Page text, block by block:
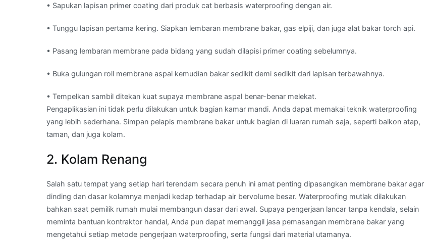
• Sapukan lapisan primer coating dari produk cat berbasis waterproofing dengan air.
• Tunggu lapisan pertama kering. Siapkan lembaran membrane bakar, gas elpiji, dan juga alat bakar torch api.
• Pasang lembaran membrane pada bidang yang sudah dilapisi primer coating sebelumnya.
• Buka gulungan roll membrane aspal kemudian bakar sedikit demi sedikit dari lapisan terbawahnya.
• Tempelkan sambil ditekan kuat supaya membrane aspal benar-benar melekat.
Pengaplikasian ini tidak perlu dilakukan untuk bagian kamar mandi. Anda dapat memakai teknik waterproofing
yang lebih sederhana. Simpan pelapis membrane bakar untuk bagian di luaran rumah saja, seperti balkon atap,
taman, dan juga kolam.
2. Kolam Renang
Salah satu tempat yang setiap hari terendam secara penuh ini amat penting dipasangkan membrane bakar agar
dinding dan dasar kolamnya menjadi kedap terhadap air bervolume besar. Waterproofing mutlak dilakukan
bahkan saat pemilik rumah mulai membangun dasar dari awal. Supaya pengerjaan lancar tanpa kendala, selain
meminta bantuan kontraktor handal, Anda pun dapat memanggil jasa pemasangan membrane bakar yang
mengetahui setiap metode pengerjaan waterproofing, serta fungsi dari material utamanya.